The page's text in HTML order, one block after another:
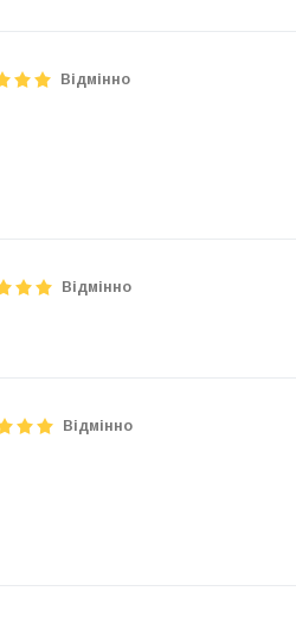
Відмінно
Відмінно
Відмінно